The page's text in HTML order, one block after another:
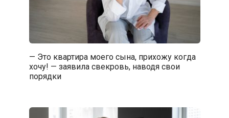
— Это квартира моего сына, прихожу когда
хочу! — заявила свекровь, наводя свои
порядки